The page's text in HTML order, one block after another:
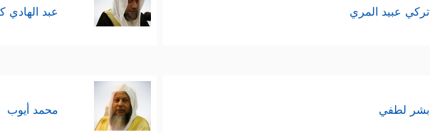
تركي عبيد المري عبد الهادي
بشر لطفي محمد أيوب